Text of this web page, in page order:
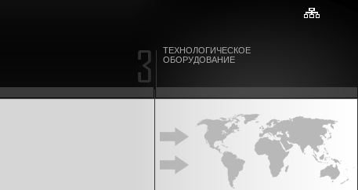
ТЕХНОЛОГИЧЕСКОЕ
ОБОРУДОВАНИЕ